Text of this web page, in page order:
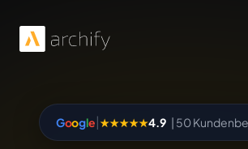
Google|★★★★★4.9 | 50